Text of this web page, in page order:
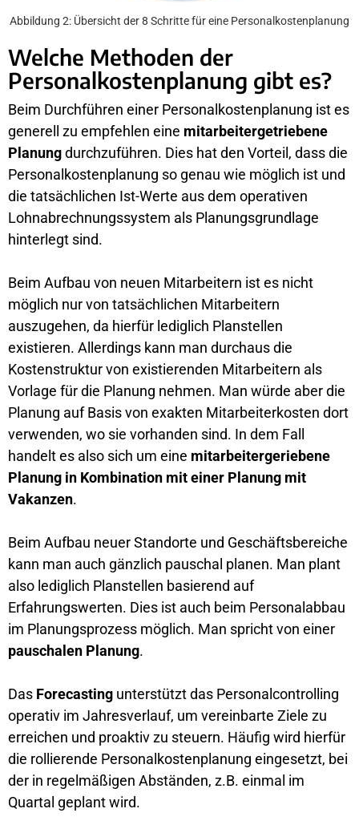
Abbildung 2: Übersicht der 8 Schritte für eine Personalkostenplanung
Welche Methoden der
Personalkostenplanung gibt es?
Beim Durchführen einer Personalkostenplanung ist es
generell zu empfehlen eine mitarbeitergetriebene
Planungdurchzuführen. Dies hat den Vorteil, dass die
Personalkostenplanung so genau wie möglich ist und
die tatsächlichen Ist-Werte aus dem operativen
Lohnabrechnungssystem als Planungsgrundlage
hinterlegt sind.
Beim Aufbau von neuen Mitarbeitern ist es nicht
möglich nur von tatsächlichen Mitarbeitern
auszugehen, da hierfür lediglich Planstellen
existieren. Allerdings kann man durchaus die
Kostenstruktur von existierenden Mitarbeitern als
Vorlage für die Planung nehmen. Man würde aber die
Planung auf Basis von exakten Mitarbeiterkosten dort
verwenden, wo sie vorhanden sind. In dem Fall
handelt es also sich um eine mitarbeitergeriebene
Planung in Kombination mit einer Planung mit
Vakanzen.
Beim Aufbau neuer Standorte und Geschäftsbereiche
kann man auch gänzlich pauschal planen. Man plant
also lediglich Planstellen basierend auf
Erfahrungswerten. Dies ist auch beim Personalabbau
im Planungsprozess möglich. Man spricht von einer
pauschalen Planung.
Das Forecasting unterstützt das Personalcontrolling
operativ im Jahresverlauf, um vereinbarte Ziele zu
erreichen und proaktiv zu steuern. Häufig wird hierfür
die rollierende Personalkostenplanung eingesetzt, bei
der in regelmäßigen Abständen, z.B. einmal im
Quartal geplant wird.